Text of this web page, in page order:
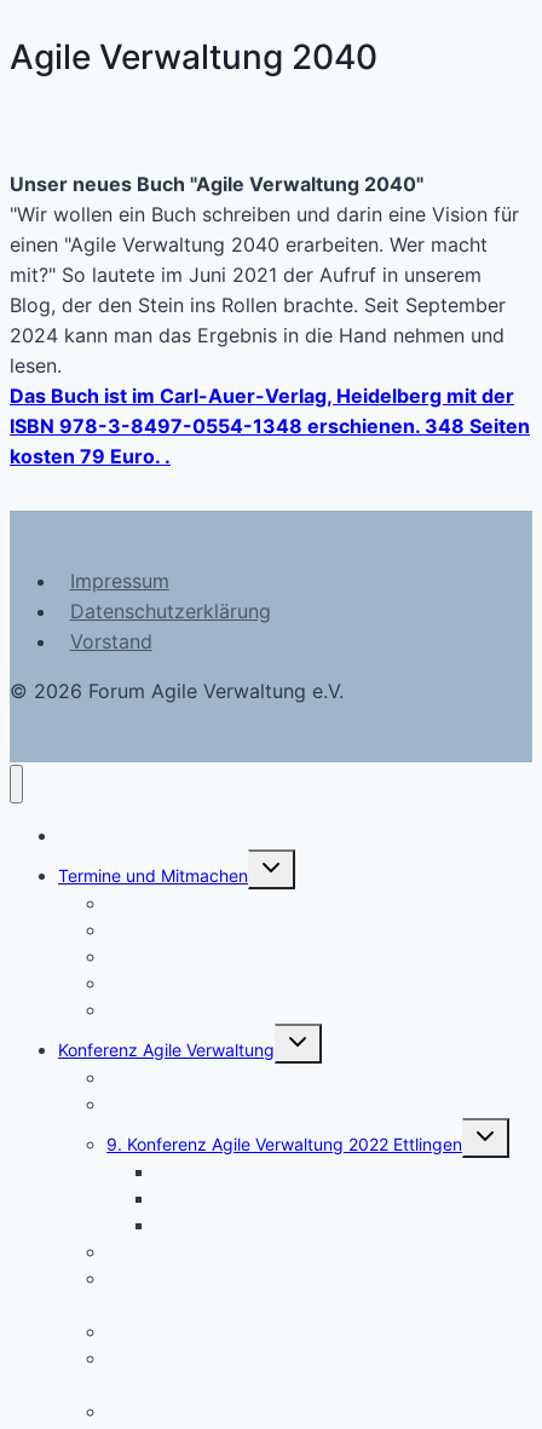
Agile Verwaltung 2040
Unser neues Buch "Agile Verwaltung 2040"
"Wir wollen ein Buch schreiben und darin eine Vision für
einen "Agile Verwaltung 2040 erarbeiten. Wer macht
mit?" So lautete im Juni 2021 der Aufruf in unserem
Blog, der den Stein ins Rollen brachte. Seit September
2024 kann man das Ergebnis in die Hand nehmen und
lesen.
Das Buch ist im Carl-Auer-Verlag, Heidelberg mit der
ISBN 978-3-8497-0554-1348 erschienen. 348 Seiten
kosten 79 Euro. .
Impressum
Datenschutzerklärung
Vorstand
© 2026 Forum Agile Verwaltung e.V.
Termine und Mitmachen
Untermenü
Konferenz Agile Verwaltung
Untermenü
9. Konferenz Agile Verwaltung 2022 Ettlingen